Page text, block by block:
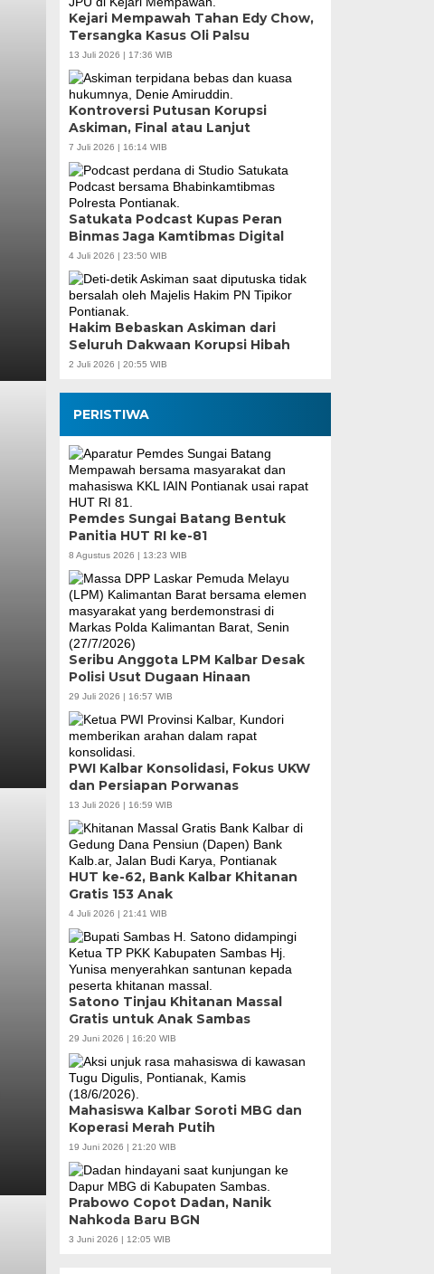
Kejari Mempawah Tahan Edy Chow,
Tersangka Kasus Oli Palsu
13 Juli 2026 | 17:36 WIB
Kontroversi Putusan Korupsi
Askiman, Final atau Lanjut
7 Juli 2026 | 16:14 WIB
Satukata Podcast Kupas Peran
Binmas Jaga Kamtibmas Digital
4 Juli 2026 | 23:50 WIB
Hakim Bebaskan Askiman dari
Seluruh Dakwaan Korupsi Hibah
2 Juli 2026 | 20:55 WIB
PERISTIWA
Pemdes Sungai Batang Bentuk
Panitia HUT RI ke-81
8 Agustus 2026 | 13:23 WIB
Seribu Anggota LPM Kalbar Desak
Polisi Usut Dugaan Hinaan
29 Juli 2026 | 16:57 WIB
PWI Kalbar Konsolidasi, Fokus UKW
dan Persiapan Porwanas
13 Juli 2026 | 16:59 WIB
HUT ke-62, Bank Kalbar Khitanan
Gratis 153 Anak
4 Juli 2026 | 21:41 WIB
Satono Tinjau Khitanan Massal
Gratis untuk Anak Sambas
29 Juni 2026 | 16:20 WIB
Mahasiswa Kalbar Soroti MBG dan
Koperasi Merah Putih
19 Juni 2026 | 21:20 WIB
Prabowo Copot Dadan, Nanik
Nahkoda Baru BGN
3 Juni 2026 | 12:05 WIB